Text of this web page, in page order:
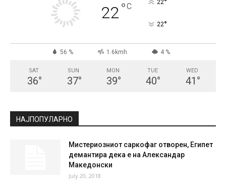
22°C 22°
22°
56 % 1.6kmh 4 %
SAT
36°
SUN
37°
MON
39°
TUE
40°
WED
41 °
НАЈПОПУЛАРНО
Мистериозниот саркофаг отворен, Египет
демантира дека е на Александар
Македонски
July 20, 2018